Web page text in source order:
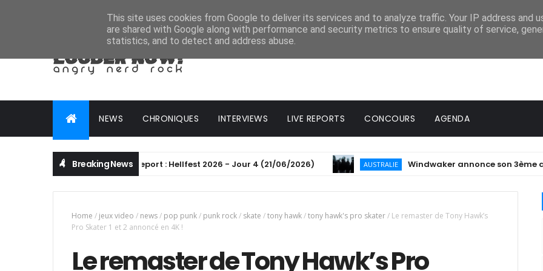
NEWS CHRONIQUES INTERVIEWS LIVE REPORTS CONCOURS AGENDA
Breaking News
ALTERNATIVE METAL Live Report : Hellfest 2026 - Jour 4 (21/06/2026) AUSTRALIE Windwaker annonce son 3ème
Home / jeux video / news/ pop punk/ punk rock/ skate /tony hawk/tony hawk's pro skater/ Le remaster de Tony Hawk’s
Pro Skater 1 et 2 annoncé en 4K !
Le remaster de Tony Hawk’s Pro
This site uses cookies from Google to deliver its services and to analyze traffic. Your IP address and
are shared with Google along with performance and security metrics to ensure quality of service,
statistics, and to detect and address abuse.